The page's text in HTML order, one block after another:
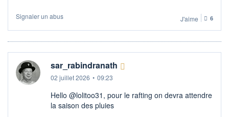
Signaler un abus J'aime 6
sar_rabindranath
02 juillet 2026 • 09:23
Hello @lolitoo31, pour le rafting on devra attendre
la saison des pluies